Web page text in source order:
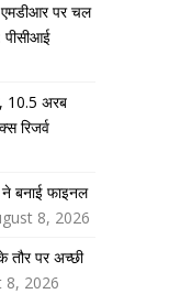
एमडीआर पर चल
पीसीआई
10.5 अरब
रिजर्व
ने बनाई फाइनल
8, 2026
तौर पर अच्छी
8, 2026